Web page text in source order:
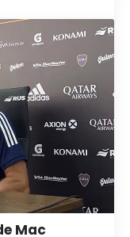
Mac